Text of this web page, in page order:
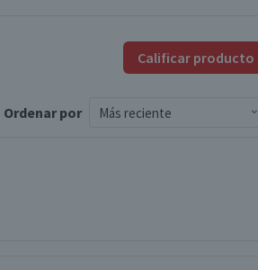
Calificar producto
Ordenar por Más reciente